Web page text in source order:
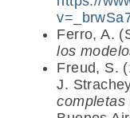
Ferro, A.
los
Freud, S.
J.
completas